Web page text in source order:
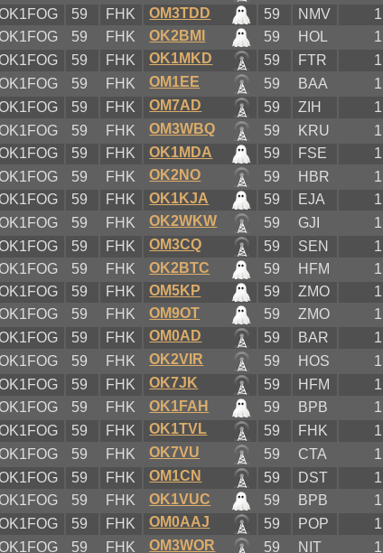
59 FHK OM3TDD 59 NMV
1
59 FHK OK2BMI 59 HOL
1
59 FHK OK1MKD 59 FTR
1
59 FHK OM1EE 59 BAA 1
59 FHK OM7AD 59 ZIH 1
59 FHK OM3WBQ 59 KRU 1
59 FHK OK1MDA 59 FSE 1
59 FHK OK2NO 59 HBR 1
59 FHK OK1KJA 59 EJA 1
59 FHK OK2WKW 59 GJI
1
59 FHK OM3CQ 59 SEN
1
59 FHK OK2BTC 59 HFM
1
59 FHK OM5KP 59 ZMO
1
59 FHK OM9OT 59 ZMO
1
59 FHK OM0AD 59 BAR 1
59 FHK OK2VIR 59 HOS 1
59 FHK OK7JK 59 HFM
1
59 FHK OK1FAH 59 BPB 1
59 FHK OK1TVL 59 FHK 1
59 FHK OK7VU 59 CTA 1
59 FHK OM1CN 59 DST
1
59 FHK OK1VUC 59 BPB
1
59 FHK OM0AAJ 59 POP 1
59 FHK OM3WOR 59 NIT 1